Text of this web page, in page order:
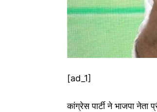
[ad_1]
कांग्रेस पार्टी ने भाजपा नेता